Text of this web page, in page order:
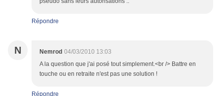
Répondre
N Nemrod 04/03/2010 13:03
A la question que j'ai posé tout simplement.<br /> Battre en
touche ou en retraite n'est pas une solution !
Répondre